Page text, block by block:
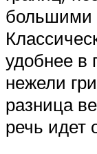
большими
удобнее в
нежели
разница
речь идет